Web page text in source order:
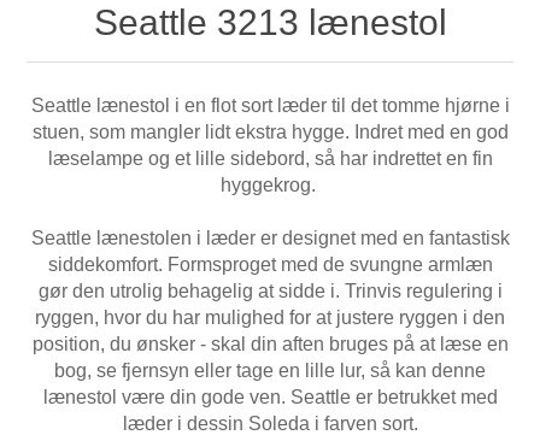
Seattle 3213 lænestol
Seattle lænestol i en flot sort læder til det tomme hjørne i
stuen, som mangler lidt ekstra hygge. Indret med en god
læselampe og et lille sidebord, så har indrettet en fin
hyggekrog.
Seattle lænestolen i læder er designet med en fantastisk
siddekomfort. Formsproget med de svungne armlæn
gør den utrolig behagelig at sidde i. Trinvis regulering i
ryggen, hvor du har mulighed for at justere ryggen i den
position, du ønsker - skal din aften bruges på at læse en
bog, se fjernsyn eller tage en lille lur, så kan denne
lænestol være din gode ven. Seattle er betrukket med
læder i dessin Soleda i farven sort.